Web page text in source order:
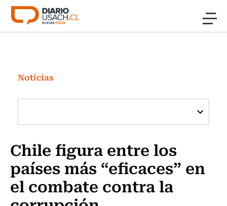
Click acá para ir directamente al contenido
Investigación
Cultura
Programas Radio y TV Usach
Noticias
Chile figura entre los
países más “eficaces” en
el combate contra la